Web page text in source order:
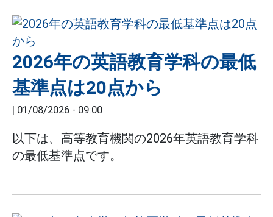
2026年の英語教育学科の最低
基準点は20点から
| 01/08/2026 - 09:00
以下は、高等教育機関の2026年英語教育学科
の最低基準点です。